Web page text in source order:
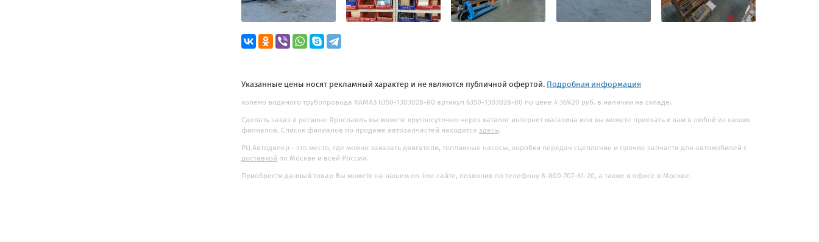
Указанные цены носят рекламный характер и не являются публичной офертой. Подробная информация
колено водяного трубопровода КАМАЗ 6350-1303028-80 артикул 6350-1303028-80 по цене 4 369.20 руб. в наличии на складе.
Сделать заказ в регионе Ярославль вы можете круглосуточно через каталог интернет магазина или вы можете приехать к нам в любой из наших
филиалов. Список филиалов по продаже автозапчастей находятся здесь.
РЦ Автодилер - это место, где можно заказать двигатели, топливные насосы, коробки передач сцепление и прочие запчасти для автомобилей с
доставкой по Москве и всей России.
Приобрести данный товар Вы можете на нашем on-line сайте, позвонив по телефону 8-800-707-61-20, а также в офисе в Москве.